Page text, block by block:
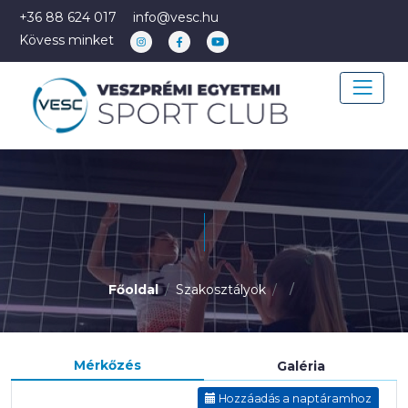
+36 88 624 017
info@vesc.hu
Kövess minket
Főoldal Szakosztályok
Mérkőzés Galéria
Hozzáadás a naptáramhoz